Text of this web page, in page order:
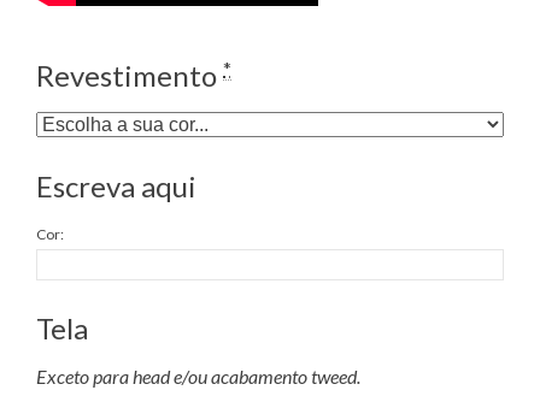
Revestimento *
Escreva aqui
Cor:
Tela
Exceto para head e/ou acabamento tweed.